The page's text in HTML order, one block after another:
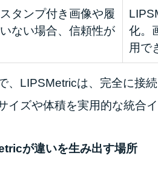
タンプ付き画像や履
ない場合、信頼性が
化。
用で
、LIPSMetricは、完全に接
イズや体積を実用的な統合
が違いを生み出す場所